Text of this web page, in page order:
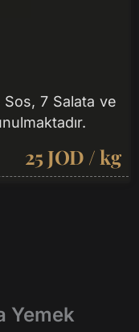
Sos, 7 Salata ve
25 JOD / kg
Yemek